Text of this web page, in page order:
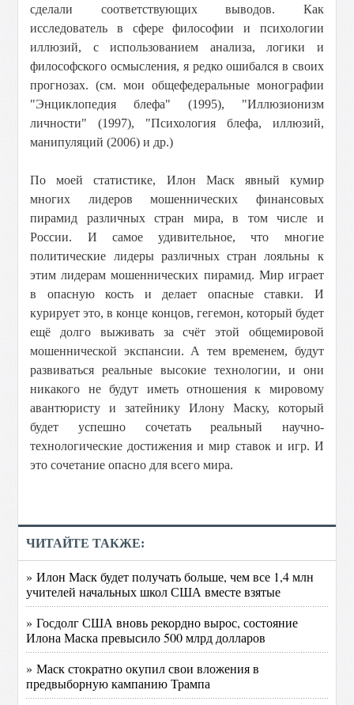
сделали соответствующих выводов. Как
исследователь в сфере философии и психологии
иллюзий, с использованием анализа, логики и
философского осмысления, я редко ошибался в своих
прогнозах. (см. мои общефедеральные монографии
"Энциклопедия блефа" (1995), "Иллюзионизм
личности" (1997), "Психология блефа, иллюзий,
манипуляций (2006) и др.)
По моей статистике, Илон Маск явный кумир
многих лидеров мошеннических финансовых
пирамид различных стран мира, в том числе и
России. И самое удивительное, что многие
политические лидеры различных стран лояльны к
этим лидерам мошеннических пирамид. Мир играет
в опасную кость и делает опасные ставки. И
курирует это, в конце концов, гегемон, который будет
ещё долго выживать за счёт этой общемировой
мошеннической экспансии. А тем временем, будут
развиваться реальные высокие технологии, и они
никакого не будут иметь отношения к мировому
авантюристу и затейнику Илону Маску, который
будет успешно сочетать реальный научно-
технологические достижения и мир ставок и игр. И
это сочетание опасно для всего мира.
ЧИТАЙТЕ ТАКЖЕ:
» Илон Маск будет получать больше, чем все 1,4 млн
учителей начальных школ США вместе взятые
» Госдолг США вновь рекордно вырос, состояние
Илона Маска превысило 500 млрд долларов
» Маск стократно окупил свои вложения в
предвыборную кампанию Трампа